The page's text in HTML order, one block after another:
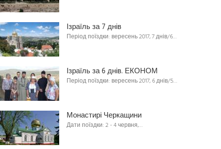
Ізраїль за 7 днів
Період поїздки: вересень 2017, 7 днів/6…
Ізраїль за 6 днів. ЕКОНОМ
Період поїздки: вересень 2017, 6 днів/5…
Монастирі Черкащини
Дати поїздки: 2 - 4 червня,…